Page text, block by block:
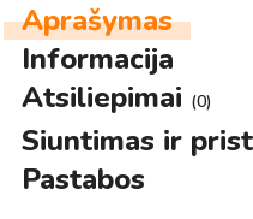
Aprašymas
Informacija
Atsiliepimai (0)
Siuntimas ir
Pastabos